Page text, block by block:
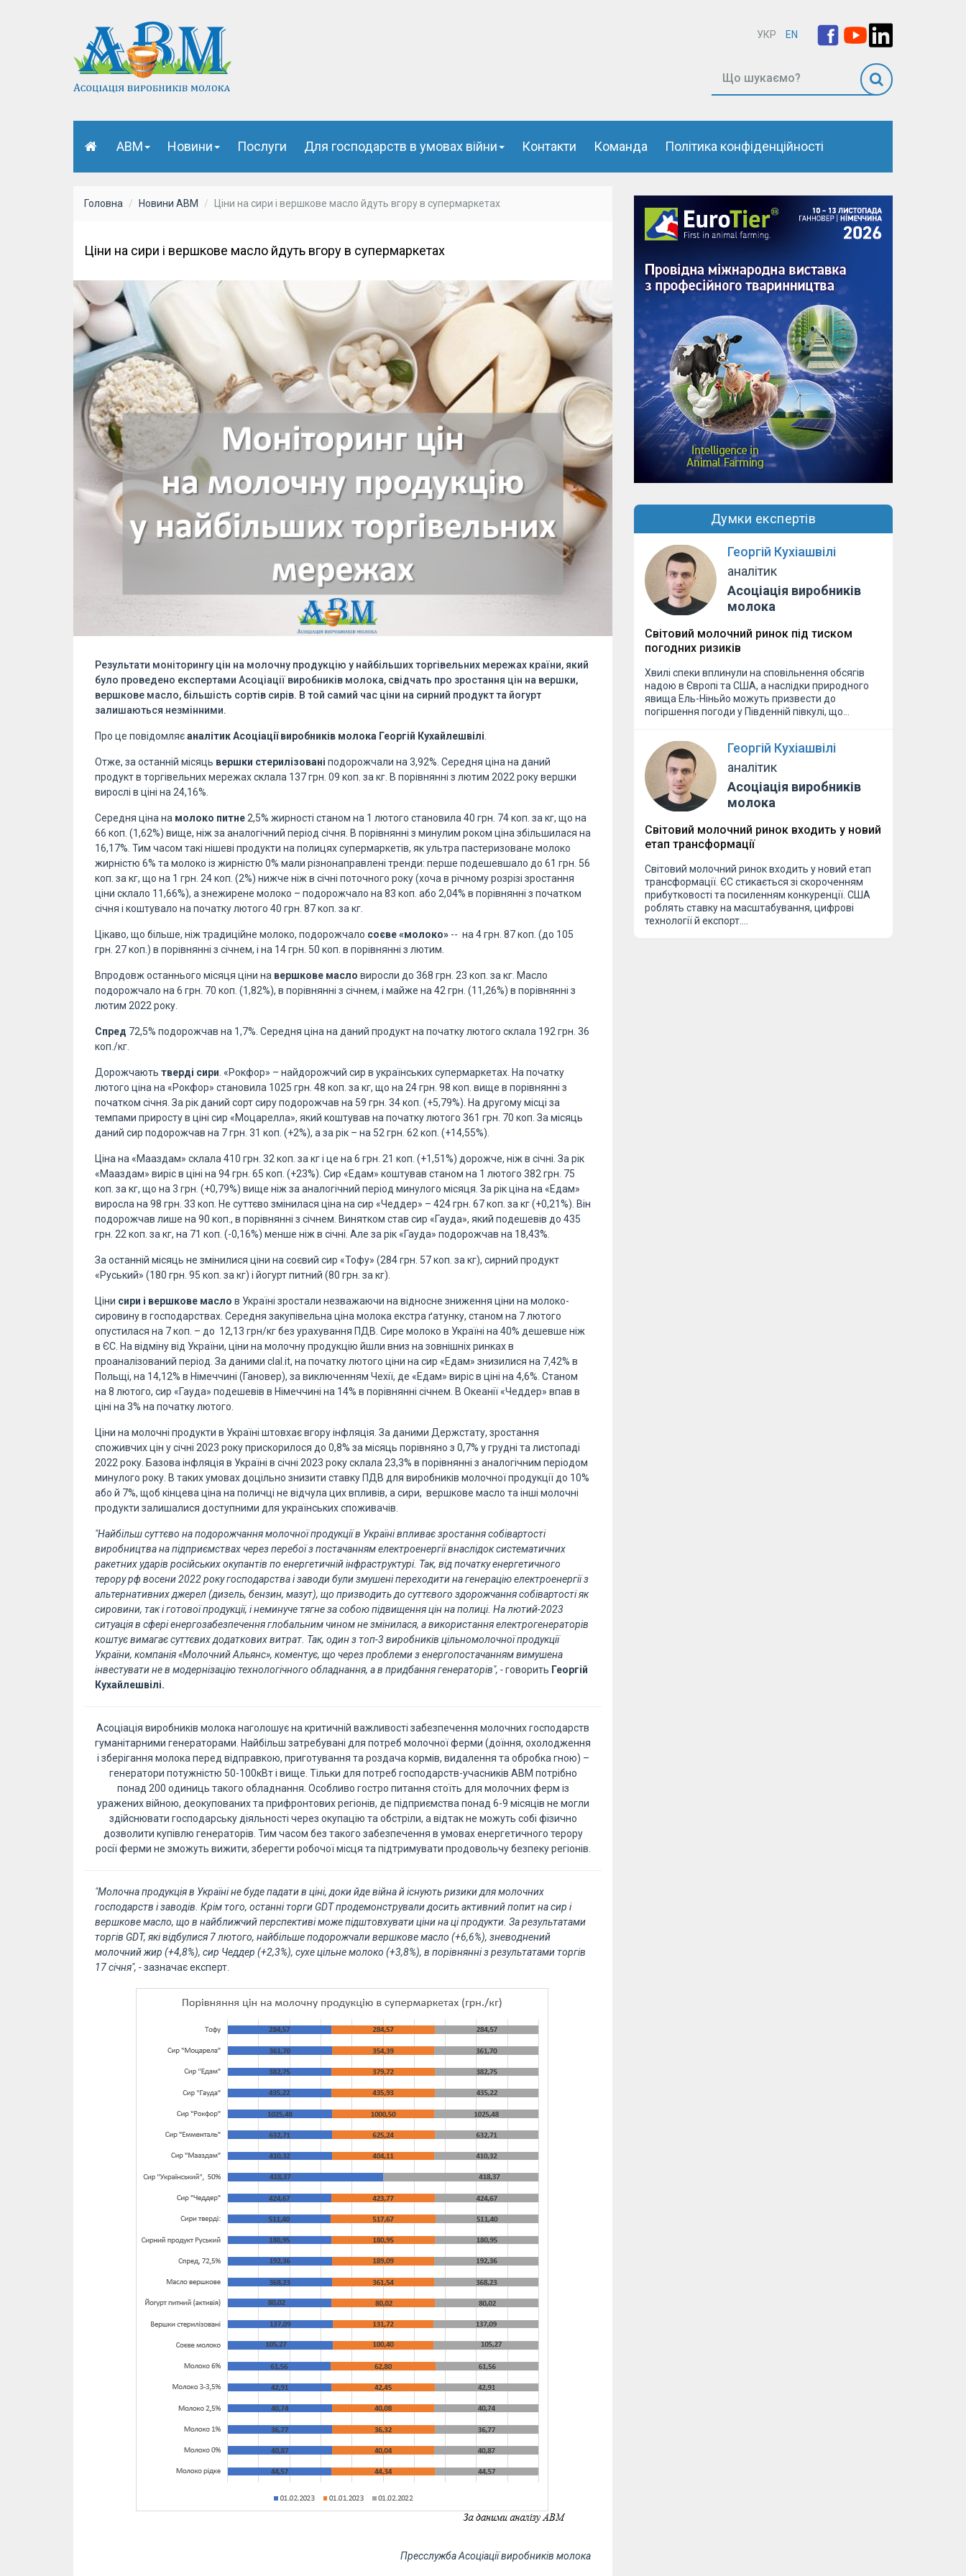
УКР EN
АВМ Новини Послуги Для господарств в умовах війни Контакти Команда Політика конфіденційності
Думки експертів
Георгій Кухіашвілі
аналітик
Асоціація виробників
молока
Світовий молочний ринок під тиском
погодних ризиків
Хвилі спеки вплинули на сповільнення обсягів
надою в Європі та США, а наслідки природного
явища Ель-Ніньйо можуть призвести до
погіршення погоди у Південній півкулі, що…
Георгій Кухіашвілі
аналітик
Асоціація виробників
молока
Світовий молочний ринок входить у новий
етап трансформації
Світовий молочний ринок входить у новий етап
трансформації. ЄС стикається зі скороченням
прибутковості та посиленням конкуренції. США
роблять ставку на масштабування, цифрові
технології й експорт.…
Головна Новини АВМ Ціни на сири і вершкове масло йдуть вгору в супермаркетах
Ціни на сири і вершкове масло йдуть вгору в супермаркетах
Результати моніторингу цін на молочну продукцію у найбільших торгівельних мережах країни, який
було проведено експертами Асоціації виробників молока, свідчать про зростання цін на вершки,
вершкове масло, більшість сортів сирів. В той самий час ціни на сирний продукт та йогурт
залишаються незмінними.
Про це повідомляєаналітик Асоціації виробників молока Георгій Кухайлешвілі
Отже, за останній місяць вершки стерилізовані подорожчали на 3,92%. Середня ціна на даний
продукт в торгівельних мережах склала 137 грн. 09 коп. за кг. В порівнянні з лютим 2022 року вершки
вирослі в ціні на 24,16%.
Середня ціна на молоко питне2,5% жирності станом на 1 лютого становила 40 грн. 74 коп. за кг, що на
66 коп. (1,62%) вище, ніж за аналогічний період січня. В порівнянні з минулим роком ціна збільшилася на
16,17%. Тим часом такі нішеві продукти на полицях супермаркетів, як ультра пастеризоване молоко
жирністю 6% та молоко із жирністю 0% мали різнонаправлені тренди: перше подешевшало до 61 грн. 56
коп. за кг, що на 1 грн. 24 коп. (2%) нижче ніж в січні поточного року (хоча в річному розрізі зростання
ціни склало 11,66%), а знежирене молоко – подорожчало на 83 коп. або 2,04% в порівнянні з початком
січня і коштувало на початку лютого 40 грн. 87 коп. за кг.
Цікаво, що більше, ніж традиційне молоко, подорожчало соєве «молоко» -- на 4 грн. 87 коп. (до 105
грн. 27 коп.) в порівнянні з січнем, і на 14 грн. 50 коп. в порівнянні з лютим.
Впродовж останнього місяця ціни на вершкове масло виросли до 368 грн. 23 коп. за кг. Масло
подорожчало на 6 грн. 70 коп. (1,82%), в порівнянні з січнем, і майже на 42 грн. (11,26%) в порівнянні з
лютим 2022 року.
Спред 72,5% подорожчав на 1,7%. Середня ціна на даний продукт на початку лютого склала 192 грн. 36
коп./кг.
Дорожчають тверді сири . «Рокфор» – найдорожчий сир в українських супермаркетах. На початку
лютого ціна на «Рокфор» становила 1025 грн. 48 коп. за кг, що на 24 грн. 98 коп. вище в порівнянні з
початком січня. За рік даний сорт сиру подорожчав на 59 грн. 34 коп. (+5,79%). На другому місці за
темпами приросту в ціні сир «Моцарелла», який коштував на початку лютого 361 грн. 70 коп. За місяць
даний сир подорожчав на 7 грн. 31 коп. (+2%), а за рік – на 52 грн. 62 коп. (+14,55%).
Ціна на «Мааздам» склала 410 грн. 32 коп. за кг і це на 6 грн. 21 коп. (+1,51%) дорожче, ніж в січні. За рік
«Мааздам» виріс в ціні на 94 грн. 65 коп. (+23%). Сир «Едам» коштував станом на 1 лютого 382 грн. 75
коп. за кг, що на 3 грн. (+0,79%) вище ніж за аналогічний період минулого місяця. За рік ціна на «Едам»
виросла на 98 грн. 33 коп. Не суттєво змінилася ціна на сир «Чеддер» – 424 грн. 67 коп. за кг (+0,21%). Він
подорожчав лише на 90 коп., в порівнянні з січнем. Винятком став сир «Гауда», який подешевів до 435
грн. 22 коп. за кг, на 71 коп. (-0,16%) менше ніж в січні. Але за рік «Гауда» подорожчав на 18,43%.
За останній місяць не змінилися ціни на соєвий сир «Тофу» (284 грн. 57 коп. за кг), сирний продукт
«Руський» (180 грн. 95 коп. за кг) і йогурт питний (80 грн. за кг).
Ціни сири і вершкове масло в Україні зростали незважаючи на відносне зниження ціни на молоко-
сировину в господарствах. Середня закупівельна ціна молока екстра ґатунку, станом на 7 лютого
опустилася на 7 коп. – до 12,13 грн/кг без урахування ПДВ. Сире молоко в Україні на 40% дешевше ніж
в ЄС. На відміну від України, ціни на молочну продукцію йшли вниз на зовнішніх ринках в
проаналізований період. За даними clal.it, на початку лютого ціни на сир «Едам» знизилися на 7,42% в
Польщі, на 14,12% в Німеччині (Гановер), за виключенням Чехії, де «Едам» виріс в ціні на 4,6%. Станом
на 8 лютого, сир «Гауда» подешевів в Німеччині на 14% в порівнянні січнем. В Океанії «Чеддер» впав в
ціні на 3% на початку лютого.
Ціни на молочні продукти в Україні штовхає вгору інфляція. За даними Держстату, зростання
споживчих цін у січні 2023 року прискорилося до 0,8% за місяць порівняно з 0,7% у грудні та листопаді
2022 року. Базова інфляція в Україні в січні 2023 року склала 23,3% в порівнянні з аналогічним періодом
минулого року. В таких умовах доцільно знизити ставку ПДВ для виробників молочної продукції до 10%
або й 7%, щоб кінцева ціна на поличці не відчула цих впливів, а сири, вершкове масло та інші молочні
продукти залишалися доступними для українських споживачів.
"Найбільш суттєво на подорожчання молочної продукції в Україні впливає зростання собівартості
виробництва на підприємствах через перебої з постачанням електроенергії внаслідок систематичних
ракетних ударів російських окупантів по енергетичній інфраструктурі. Так, від початку енергетичного
терору рф восени 2022 року господарства і заводи були змушені переходити на генерацію електроенергії з
альтернативних джерел (дизель, бензин, мазут), що призводить до суттєвого здорожчання собівартості як
сировини, так і готової продукції, і неминуче тягне за собою підвищення цін на полиці. На лютий-2023
ситуація в сфері енергозабезпечення глобальним чином не змінилася, а використання електрогенераторів
коштує вимагає суттєвих додаткових витрат. Так, один з топ-3 виробників цільномолочної продукції
України, компанія «Молочний Альянс», коментує, що через проблеми з енергопостачанням вимушена
інвестувати не в модернізацію технологічного обладнання, а в придбання генераторів", -говорить Георгій
Кухайлешвілі.
Асоціація виробників молока наголошує на критичній важливості забезпечення молочних господарств
гуманітарними генераторами. Найбільш затребувані для потреб молочної ферми (доїння, охолодження
і зберігання молока перед відправкою, приготування та роздача кормів, видалення та обробка гною) –
генератори потужністю 50-100кВт і вище. Тільки для потреб господарств-учасників АВМ потрібно
понад 200 одиниць такого обладнання. Особливо гостро питання стоїть для молочних ферм із
уражених війною, деокупованих та прифронтових регіонів, де підприємства понад 6-9 місяців не могли
здійснювати господарську діяльності через окупацію та обстріли, а відтак не можуть собі фізично
дозволити купівлю генераторів. Тим часом без такого забезпечення в умовах енергетичного терору
росії ферми не зможуть вижити, зберегти робочої місця та підтримувати продовольчу безпеку регіонів.
"Молочна продукція в Україні не буде падати в ціні, доки йде війна й існують ризики для молочних
господарств і заводів. Крім того, останні торги GDT продемонстрували досить активний попит на сир і
вершкове масло, що в найближчий перспективі може підштовхувати ціни на ці продукти. За результатами
торгів GDT, які відбулися 7 лютого, найбільше подорожчали вершкове масло (+6,6%), зневоднений
молочний жир (+4,8%), сир Чеддер (+2,3%), сухе цільне молоко (+3,8%), в порівнянні з результатами торгів
17 січня", -зазначає експерт.
Пресслужба Асоціації виробників молока